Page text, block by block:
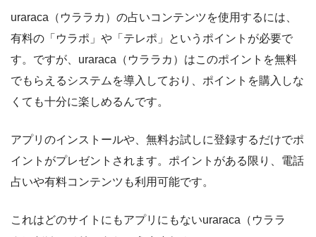
uraraca（ウララカ）の占いコンテンツを使用するには、
有料の「ウラポ」や「テレポ」というポイントが必要で
す。ですが、uraraca（ウララカ）はこのポイントを無料
でもらえるシステムを導入しており、ポイントを購入しな
くても十分に楽しめるんです。
アプリのインストールや、無料お試しに登録するだけでポ
イントがプレゼントされます。ポイントがある限り、電話
占いや有料コンテンツも利用可能です。
これはどのサイトにもアプリにもないuraraca（ウララ